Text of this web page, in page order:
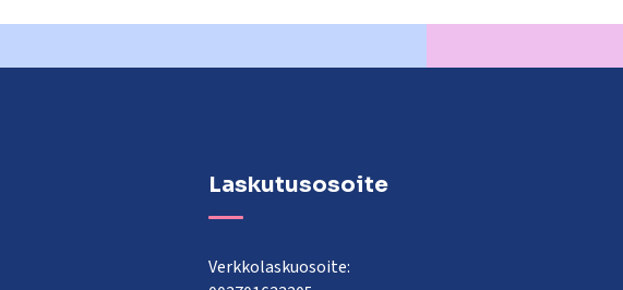
Laskutusosoite
Verkkolaskuosoite: